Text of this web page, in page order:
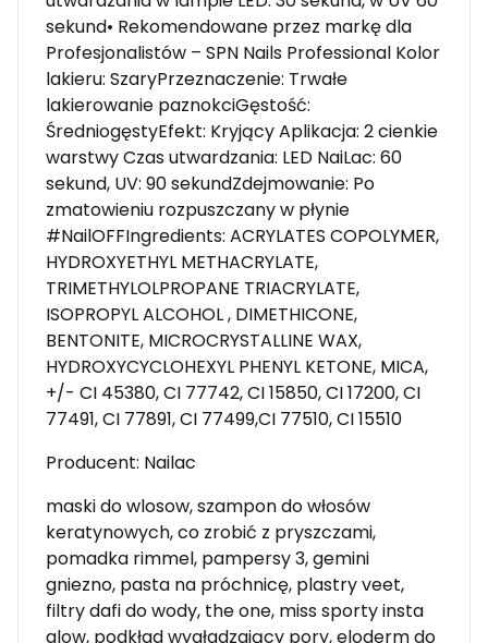
sekund• Rekomendowane przez markę dla
Profesjonalistów – SPN Nails Professional Kolor
lakieru: SzaryPrzeznaczenie: Trwałe
lakierowanie paznokciGęstość:
ŚredniogęstyEfekt: Kryjący Aplikacja: 2 cienkie
warstwy Czas utwardzania: LED NaiLac: 60
sekund, UV: 90 sekundZdejmowanie: Po
zmatowieniu rozpuszczany w płynie
#NailOFFIngredients: ACRYLATES COPOLYMER,
HYDROXYETHYL METHACRYLATE,
TRIMETHYLOLPROPANE TRIACRYLATE,
ISOPROPYL ALCOHOL , DIMETHICONE,
BENTONITE, MICROCRYSTALLINE WAX,
HYDROXYCYCLOHEXYL PHENYL KETONE, MICA,
+/- CI 45380, CI 77742, CI 15850, CI 17200, CI
77491, CI 77891, CI 77499,CI 77510, CI 15510
Producent: Nailac
maski do wlosow, szampon do włosów
keratynowych, co zrobić z pryszczami,
pomadka rimmel, pampersy 3, gemini
gniezno, pasta na próchnicę, plastry veet,
filtry dafi do wody, the one, miss sporty insta
glow, podkład wygładzający pory, eloderm do